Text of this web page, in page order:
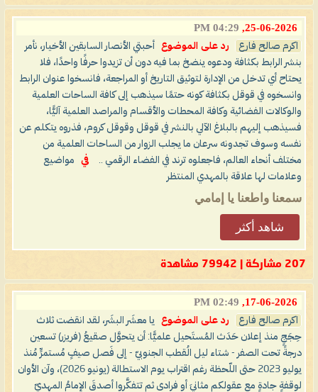
25-06-2026,
04:29 PM
اكرم صالح فارع رد على الموضوع
أحبتي الأنصار السابقين الأخيار، نأمر
بنشر الرابط بكثافة ودعوه ينضخ بما فيه دون أن تزيدوا حرفًا واحدًا، فلا
يحتاح أي تدخل من الإدارة لتوثيق التاريخ أو المراجعة، فانسخوا عنوان الرابط
وانسخوه في قوقل بكثافة كونه حتمًا سيذهب إلى كافة الساحات العلمية
والوكالات الفضائية وكافة المحطات والأقسام والمراصد العلمية آليًّا،
فسيذهب إليهم بالبلاغ الآلي بالنشر في قوقل وقوقل كروم، فذروه يتكلم عن
نفسه وسوف تجدونه سرعان ما يجلب الزوار من الساحات العلمية من
مختلف أنحاء العالم، فاجعلوه ترند في الفضاء الرقمي ..
في
مواضيع
وعلامات لها علاقة بالمهدي المنتظر
سمعنا واطعنا يا إمامي
شاهد أكثر
207 مشاركة | 79942 مشاهدة
17-06-2026,
02:49 PM
اكرم صالح فارع رد على الموضوع
يا معشَر البشَر، لقد انقضت ثلاث
حِجَجٍ منذ إعلان حَدَث المُستَحيل علميًّا: أن يتحوَّل صقيعُ (فريزر) تسعين
درجةً تحت الصفر - شتاء ليل الُقطب الجنوبيّ - إلى فَصل صيفٍ مُستمرٍّ مُنذ
يوليو 2023 حتى اللّحظة رغم اقتراب يوم الاستطالة (يونيو 2026)، وآن الأوان
لوقفةٍ جادةٍ مع عقولكم مثانيَ أو فرادى ثم تتفكَّروا أصدقَ الإمامُ المهديّ